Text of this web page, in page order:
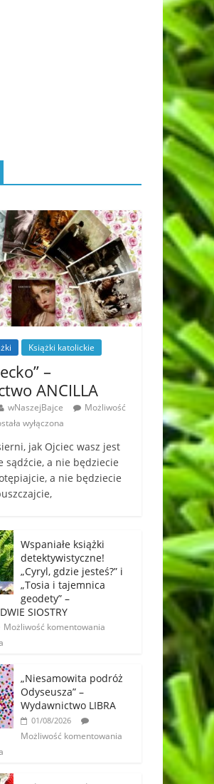
Książki katolickie
–
ANCILLA
wNaszejBajce
Możliwość
wyłączona
jak Ojciec wasz jest
sądźcie, a nie będziecie
a nie będziecie
Wspaniałe książki
detektywistyczne!
„Cyryl, gdzie jesteś?” i
„Tosia i tajemnica
geodety” –
SIOSTRY
Możliwość komentowania
„Niesamowita podróż
Odyseusza” –
Wydawnictwo LIBRA
01/08/2026
Możliwość komentowania